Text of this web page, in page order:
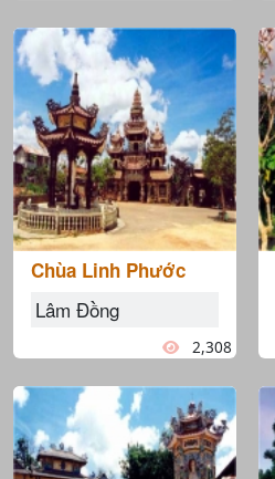
Chùa Linh Phước
Lâm Đồng
2,308